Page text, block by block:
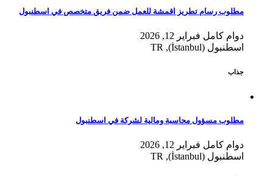
مطلوب رسام تطريز اقمشة للعمل ضمن فريق متخصص في اسطنبول
دوام كامل فبراير 12, 2026
اسطنبول (İstanbul), TR
جذاب
مطلوب مسؤول محاسبة ومالية لشركة في اسطنبول
دوام كامل فبراير 12, 2026
اسطنبول (İstanbul), TR